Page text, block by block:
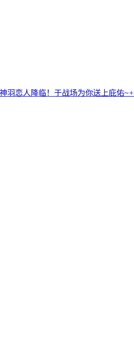
羽恋人降临！于战场为你送上庇佑~+